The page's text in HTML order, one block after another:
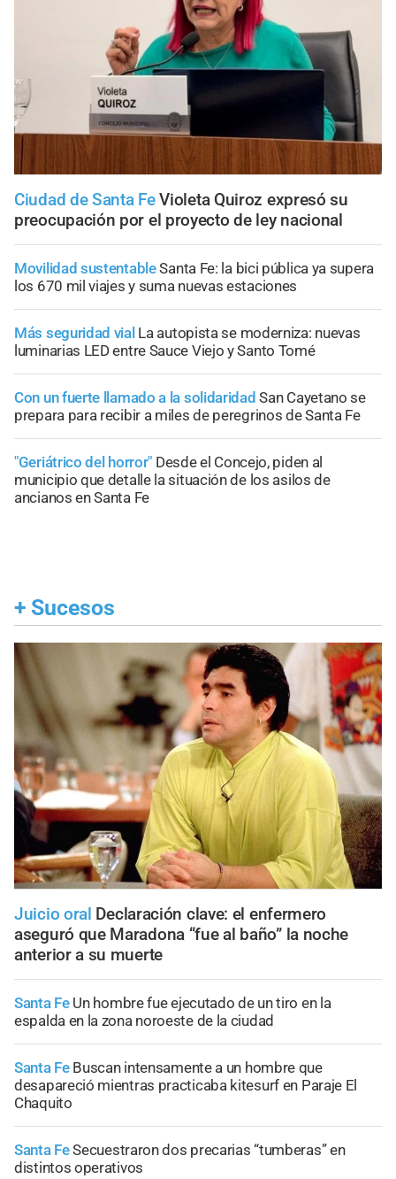
Ciudad de Santa Fe Violeta Quiroz expresó su
preocupación por el proyecto de ley nacional
Movilidad sustentableSanta Fe: la bici pública ya supera
los 670 mil viajes y suma nuevas estaciones
Más seguridad vial La autopista se moderniza: nuevas
luminarias LED entre Sauce Viejo y Santo Tomé
Con un fuerte llamado a la solidaridad San Cayetano se
prepara para recibir a miles de peregrinos de Santa Fe
"Geriátrico del horror" Desde el Concejo, piden al
municipio que detalle la situación de los asilos de
ancianos en Santa Fe
+ Sucesos
Juicio oral Declaración clave: el enfermero
aseguró que Maradona “fue al baño” la noche
anterior a su muerte
Santa Fe Un hombre fue ejecutado de un tiro en la
espalda en la zona noroeste de la ciudad
Santa Fe Buscan intensamente a un hombre que
desapareció mientras practicaba kitesurf en Paraje El
Chaquito
Santa FeSecuestraron dos precarias “tumberas” en
distintos operativos